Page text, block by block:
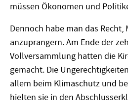
müssen Ökonomen und
Dennoch habe man das Recht,
anzuprangern. Am Ende der
Vollversammlung hatten die
gemacht. Die
allem beim Klimaschutz und
hielten sie in den